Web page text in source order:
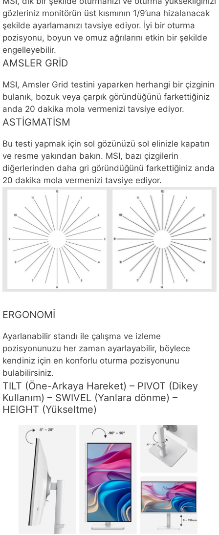
gözleriniz monitörün üst kısmının 1/9’una hizalanacak
şekilde ayarlamanızı tavsiye ediyor. İyi bir oturma
pozisyonu, boyun ve omuz ağrılarını etkin bir şekilde
engelleyebilir.
AMSLER GRİD
MSI, Amsler Grid testini yaparken herhangi bir çizginin
bulanık, bozuk veya çarpık göründüğünü farkettiğiniz
anda 20 dakika mola vermenizi tavsiye ediyor.
ASTİGMATİSM
Bu testi yapmak için sol gözünüzü sol elinizle kapatın
ve resme yakından bakın. MSI, bazı çizgilerin
diğerlerinden daha gri göründüğünü farkettiğiniz anda
20 dakika mola vermenizi tavsiye ediyor.
ERGONOMİ
Ayarlanabilir standı ile çalışma ve izleme
pozisyonunuzu her zaman ayarlayabilir, böylece
kendiniz için en konforlu oturma pozisyonunu
bulabilirsiniz.
TILT (Öne-Arkaya Hareket) – PIVOT (Dikey
Kullanım) – SWIVEL (Yanlara dönme) –
HEIGHT (Yükseltme)